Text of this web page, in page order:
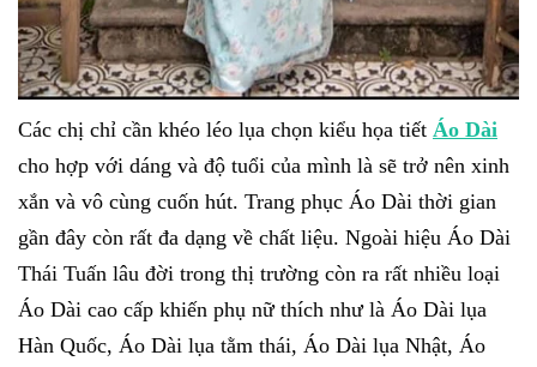
Các chị chỉ cần khéo léo lụa chọn kiểu họa tiết Áo Dài
cho hợp với dáng và độ tuổi của mình là sẽ trở nên xinh
xắn và vô cùng cuốn hút. Trang phục Áo Dài thời gian
gần đây còn rất đa dạng về chất liệu. Ngoài hiệu Áo Dài
Thái Tuấn lâu đời trong thị trường còn ra rất nhiều loại
Áo Dài cao cấp khiến phụ nữ thích như là Áo Dài lụa
Hàn Quốc, Áo Dài lụa tằm thái, Áo Dài lụa Nhật, Áo